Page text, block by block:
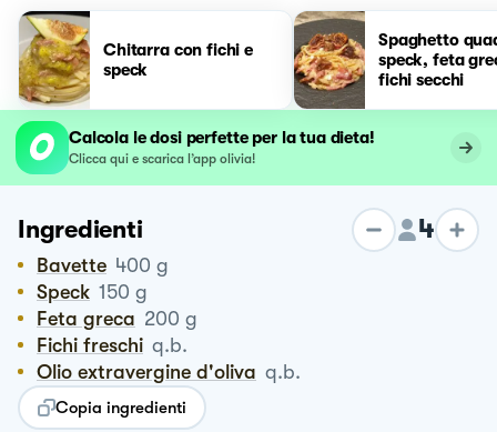
Chitarra con fichi e
speck
Spaghetto
speck, feta
fichi secchi
Calcola le dosi perfette per la tua dieta!
Clicca qui e scarica l’app olivia!
Ingredienti 4
Bavette 400 g
Speck 150 g
Feta greca 200 g
Fichi freschi q.b.
Olio extravergine d'oliva q.b.
Copia ingredienti